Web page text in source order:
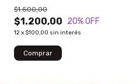
$1.200,00
$1.500,00
20% OFF
12x $100,00 sin interés